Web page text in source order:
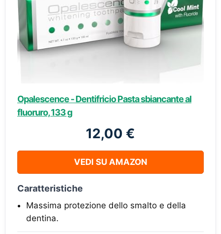
Opalescence - Dentifricio Pasta sbiancante al
fluoruro, 133 g
12,00 €
VEDI SU AMAZON
Caratteristiche
Massima protezione dello smalto e della
dentina.